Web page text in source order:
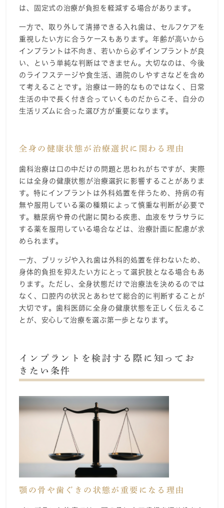
は、固定式の治療が負担を軽減する場合があります。
一方で、取り外して清掃できる入れ歯は、セルフケアを
重視したい方に合うケースもあります。年齢が高いから
インプラントは不向き、若いから必ずインプラントが良
い、という単純な判断はできません。大切なのは、今後
のライフステージや食生活、通院のしやすさなどを含め
て考えることです。治療は一時的なものではなく、日常
生活の中で長く付き合っていくものだからこそ、自分の
生活リズムに合った選び方が重要になります。
全身の健康状態が治療選択に関わる理由
歯科治療は口の中だけの問題と思われがちですが、実際
には全身の健康状態が治療選択に影響することがありま
す。特にインプラントは外科処置を伴うため、持病の有
無や服用している薬の種類によって慎重な判断が必要で
す。糖尿病や骨の代謝に関わる疾患、血液をサラサラに
する薬を服用している場合などは、治療計画に配慮が求
められます。
一方、ブリッジや入れ歯は外科的処置を伴わないため、
身体的負担を抑えたい方にとって選択肢となる場合もあ
ります。ただし、全身状態だけで治療法を決めるのでは
なく、口腔内の状況とあわせて総合的に判断することが
大切です。歯科医師に全身の健康状態を正しく伝えるこ
とが、安心して治療を選ぶ第一歩となります。
インプラントを検討する際に知ってお
きたい条件
顎の骨や歯ぐきの状態が重要になる理由